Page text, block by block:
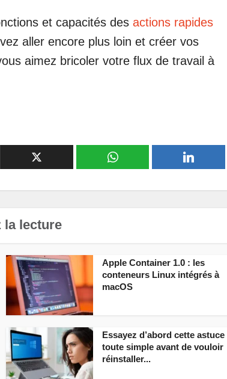
et capacités des actions rapides
aller encore plus loin et créer vos
aimez bricoler votre flux de travail à
la lecture
Apple Container 1.0 : les
conteneurs Linux intégrés à
macOS
Essayez d’abord cette astuce
toute simple avant de vouloir
réinstaller...